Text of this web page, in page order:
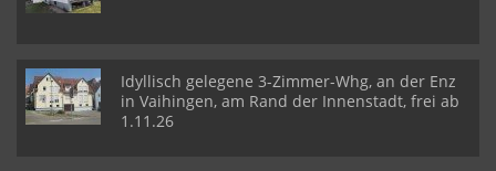
Idyllisch gelegene 3-Zimmer-Whg, an der Enz
in Vaihingen, am Rand der Innenstadt, frei ab
1.11.26